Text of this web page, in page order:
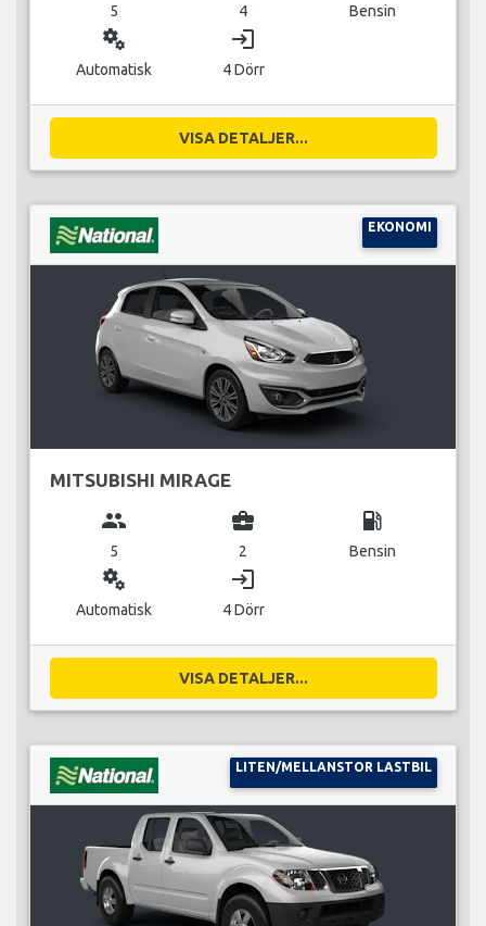
5 4 Bensin
miscellaneous_services
Automatisk
login
4 Dörr
VISA DETALJER...
EKONOMI
MITSUBISHI MIRAGE
group
5
business_center
2
local_gas_station
Bensin
miscellaneous_services
Automatisk
login
4 Dörr
VISA DETALJER...
LITEN/MELLANSTOR LASTBIL